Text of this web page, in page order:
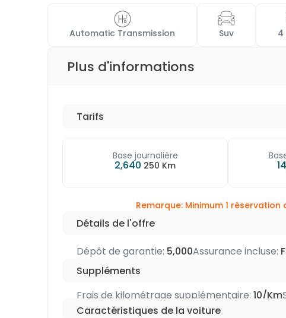
Automatic Transmission Suv 4
Plus d'informations
Tarifs
Base journalière
2,640 250 Km
Remarque: Minimum 1
Détails de l'offre
Dépôt de garantie: 5,000Assurance incluse:
Suppléments
Frais de kilométrage supplémentaire: 10/Km
Caractéristiques de la voiture